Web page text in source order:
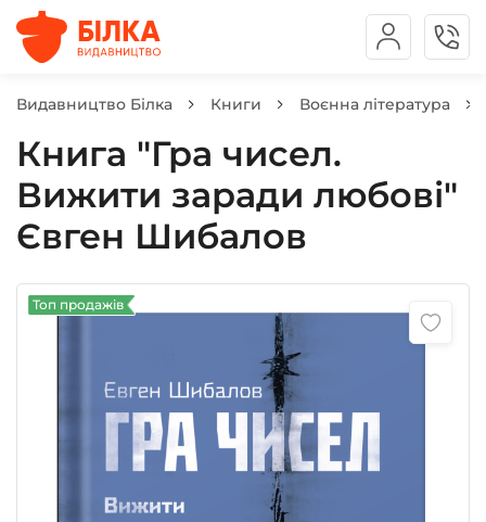
Видавництво Білка Книги Воєнна література
Книга "Гра чисел.
Вижити заради любові"
Євген Шибалов
Топ продажів